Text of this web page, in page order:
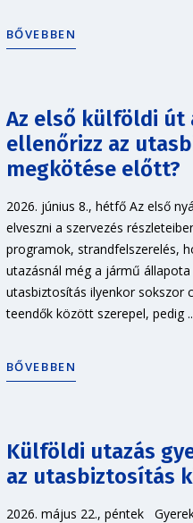
BŐVEBBEN
Az első külföldi út
ellenőrizz az
megkötése előtt?
2026. június 8., hétfő Az első
elveszni a szervezés
programok, strandfelszerelés,
utazásnál még a jármű
utasbiztosítás ilyenkor sokszor
teendők között szerepel, pedig
BŐVEBBEN
Külföldi utazás
az utasbiztosítás
2026. május 22., péntek